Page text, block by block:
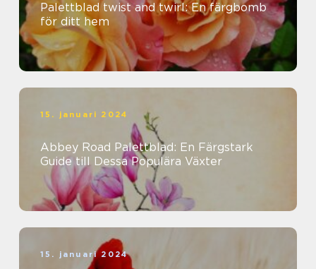
Palettblad twist and twirl: En färgbomb
för ditt hem
15. januari 2024
Abbey Road Palettblad: En Färgstark
Guide till Dessa Populära Växter
15. januari 2024